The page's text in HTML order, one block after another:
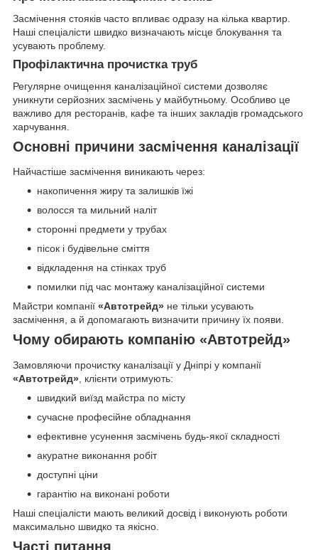
Засмічення стояків часто впливає одразу на кілька квартир.
Наші спеціалісти швидко визначають місце блокування та
усувають проблему.
Профілактична прочистка труб
Регулярне очищення каналізаційної системи дозволяє
уникнути серйозних засмічень у майбутньому. Особливо це
важливо для ресторанів, кафе та інших закладів громадського
харчування.
Основні причини засмічення каналізації
Найчастіше засмічення виникають через:
накопичення жиру та залишків їжі
волосся та мильний наліт
сторонні предмети у трубах
пісок і будівельне сміття
відкладення на стінках труб
помилки під час монтажу каналізаційної системи
Майстри компанії «Автотрейд» не тільки усувають
засмічення, а й допомагають визначити причину їх появи.
Чому обирають компанію «Автотрейд»
Замовляючи прочистку каналізації у Дніпрі у компанії
«Автотрейд» , клієнти отримують:
швидкий виїзд майстра по місту
сучасне професійне обладнання
ефективне усунення засмічень будь-якої складності
акуратне виконання робіт
доступні ціни
гарантію на виконані роботи
Наші спеціалісти мають великий досвід і виконують роботи
максимально швидко та якісно.
Часті питання